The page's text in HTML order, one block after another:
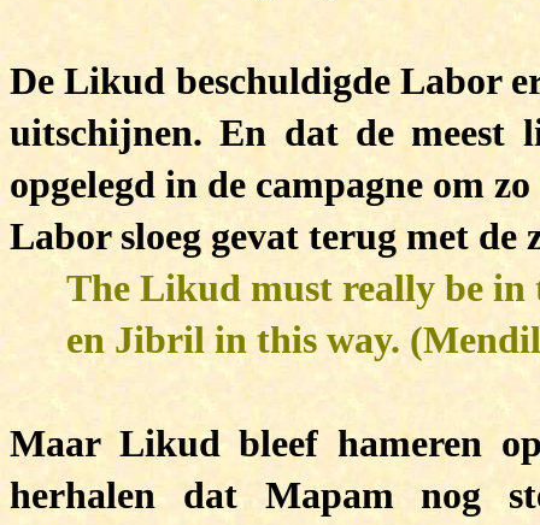
De Likud beschuldigde Labor
uitschijnen. En dat de meest
opgelegd in de campagne om
Labor sloeg gevat terug met de
The Likud must really be
en Jibril in this way.
Maar Likud bleef hameren
herhalen dat Mapam nog